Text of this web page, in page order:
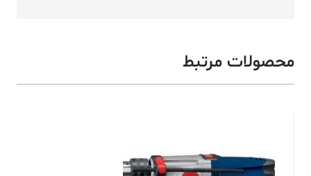
محصولات مرتبط